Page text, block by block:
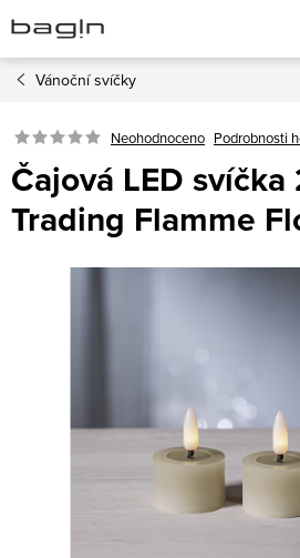
na
obsah
Vánoční svíčky
Neohodnoceno Podrobnosti
Čajová LED svíčka
Trading Flamme